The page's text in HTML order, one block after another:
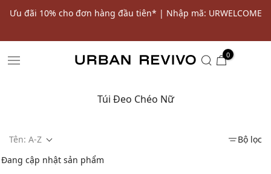
Ưu đãi 10% cho đơn hàng đầu tiên* | Nhập mã: URWELCOME
0
Túi Đeo Chéo Nữ
Tên: A-Z
Bộ lọc
Đang cập nhật sản phẩm
SALE